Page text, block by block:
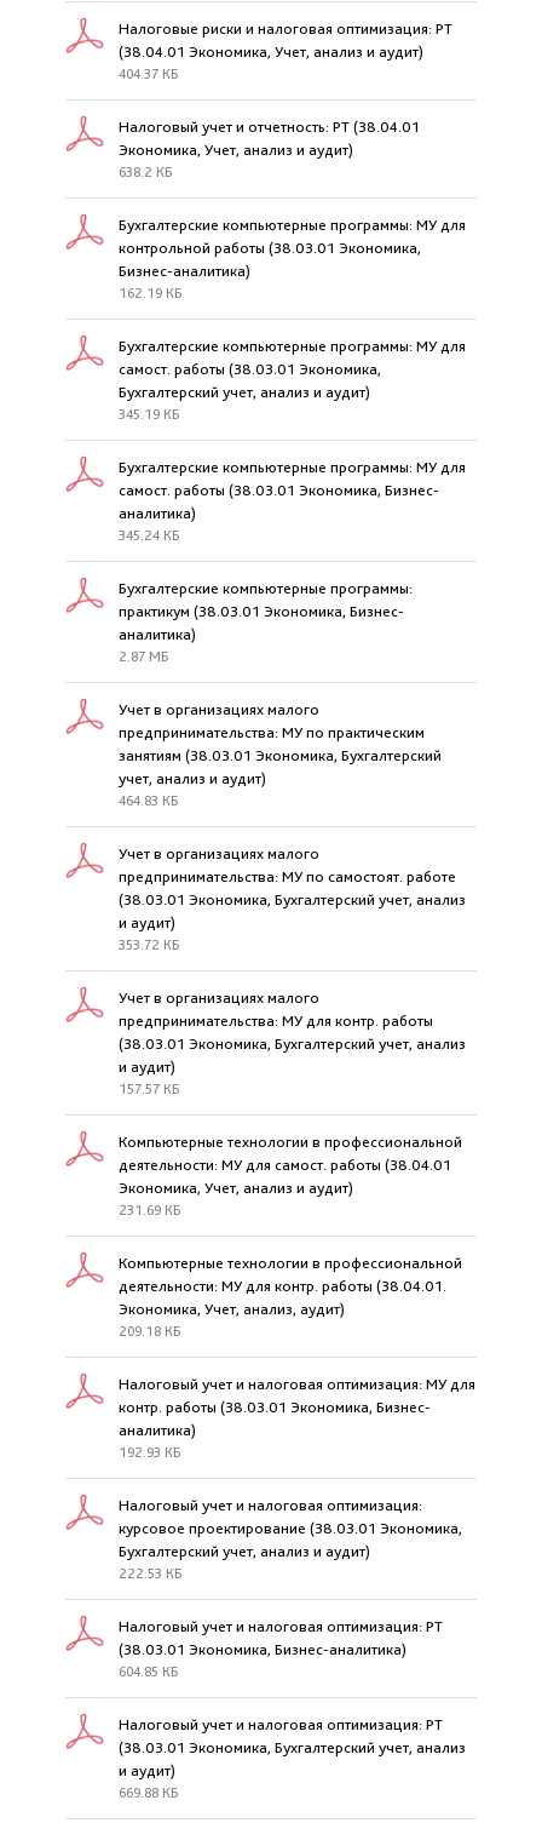
Налоговые риски и налоговая оптимизация: РТ
(38.04.01 Экономика, Учет, анализ и аудит)
404.37 КБ
Налоговый учет и отчетность: РТ (38.04.01
Экономика, Учет, анализ и аудит)
638.2 КБ
Бухгалтерские компьютерные программы: МУ для
контрольной работы (38.03.01 Экономика,
Бизнес-аналитика)
162.19 КБ
Бухгалтерские компьютерные программы: МУ для
самост. работы (38.03.01 Экономика,
Бухгалтерский учет, анализ и аудит)
345.19 КБ
Бухгалтерские компьютерные программы: МУ для
самост. работы (38.03.01 Экономика, Бизнес-
аналитика)
345.24 КБ
Бухгалтерские компьютерные программы:
практикум (38.03.01 Экономика, Бизнес-
аналитика)
2.87 МБ
Учет в организациях малого
предпринимательства: МУ по практическим
занятиям (38.03.01 Экономика, Бухгалтерский
учет, анализ и аудит)
464.83 КБ
Учет в организациях малого
предпринимательства: МУ по самостоят. работе
(38.03.01 Экономика, Бухгалтерский учет, анализ
и аудит)
353.72 КБ
Учет в организациях малого
предпринимательства: МУ для контр. работы
(38.03.01 Экономика, Бухгалтерский учет, анализ
и аудит)
157.57 КБ
Компьютерные технологии в профессиональной
деятельности: МУ для самост. работы (38.04.01
Экономика, Учет, анализ и аудит)
231.69 КБ
Компьютерные технологии в профессиональной
деятельности: МУ для контр. работы (38.04.01.
Экономика, Учет, анализ, аудит)
209.18 КБ
Налоговый учет и налоговая оптимизация: МУ для
контр. работы (38.03.01 Экономика, Бизнес-
аналитика)
192.93 КБ
Налоговый учет и налоговая оптимизация:
курсовое проектирование (38.03.01 Экономика,
Бухгалтерский учет, анализ и аудит)
222.53 КБ
Налоговый учет и налоговая оптимизация: РТ
(38.03.01 Экономика, Бизнес-аналитика)
604.85 КБ
Налоговый учет и налоговая оптимизация: РТ
(38.03.01 Экономика, Бухгалтерский учет, анализ
и аудит)
669.88 КБ